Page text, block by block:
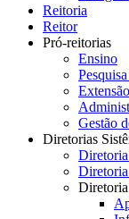
Reitoria
Reitor
Pró-reitorias
Ensino
Gestão
Diretorias